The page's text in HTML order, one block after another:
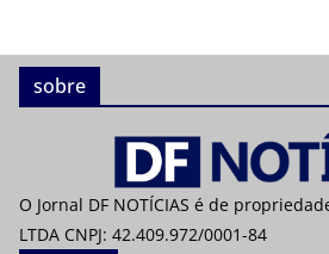
sobre
O Jornal DF NOTÍCIAS é de
LTDA CNPJ: 42.409.972/0001-84